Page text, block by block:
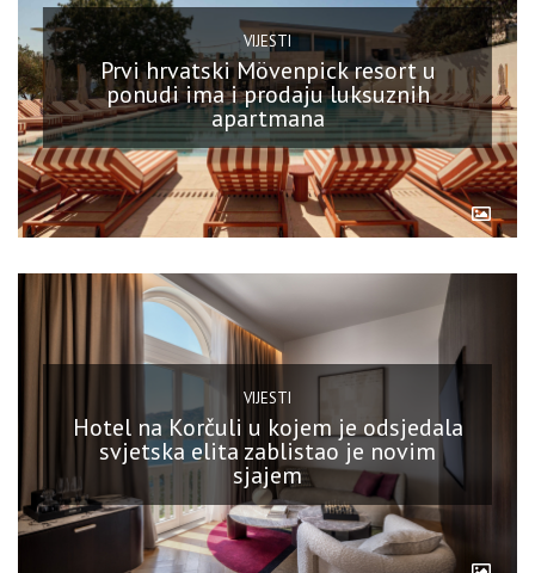
VIJESTI
Prvi hrvatski Mövenpick resort u
ponudi ima i prodaju luksuznih
apartmana
VIJESTI
Hotel na Korčuli u kojem je odsjedala
svjetska elita zablistao je novim
sjajem